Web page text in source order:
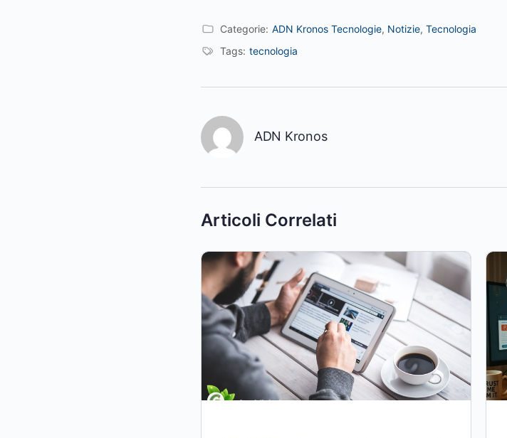
Categorie: ADN Kronos Tecnologie, Notizie, Tecnologia
Tags: tecnologia
ADN Kronos
Articoli Correlati